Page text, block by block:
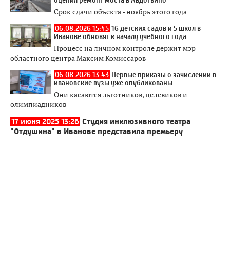
Срок сдачи объекта - ноябрь этого года
06.08.2026 15:45 16 детских садов и 5 школ в
Иванове обновят к началу учебного года
Процесс на личном контроле держит мэр
областного центра Максим Комиссаров
06.08.2026 13:43 Первые приказы о зачислении в
ивановские вузы уже опубликованы
Они касаются льготников, целевиков и
олимпиадников
17 июня 2025 13:26 Студия инклюзивного театра
"Отдушина" в Иванове представила премьеру